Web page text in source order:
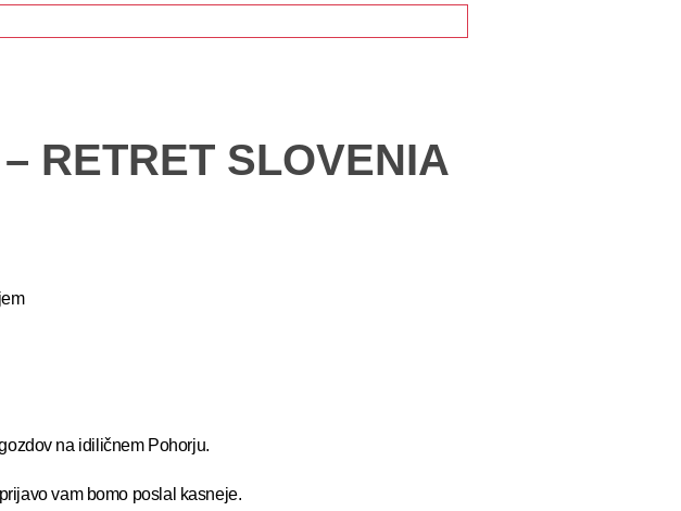
RETRET SLOVENIA
na idiličnem Pohorju.
vam bomo poslal kasneje.